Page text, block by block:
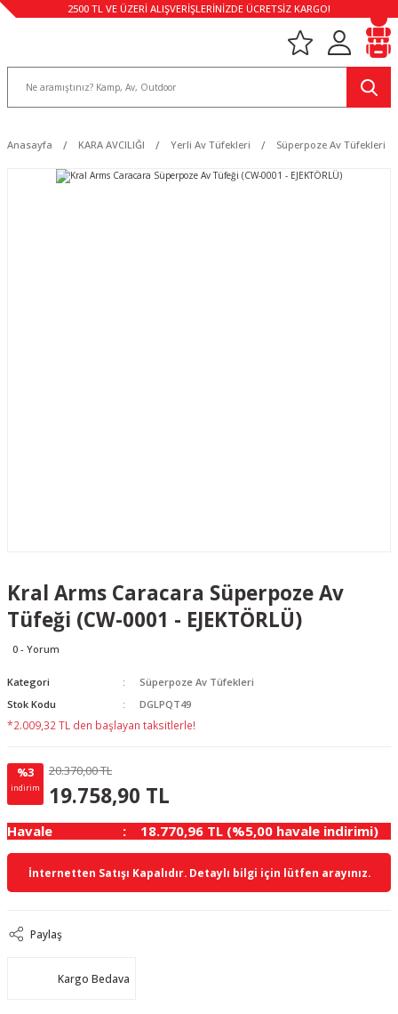
2500 TL VE ÜZERİ ALIŞVERİŞLERİNİZDE ÜCRETSİZ KARGO!
Anasayfa KARA AVCILIĞI Yerli Av Tüfekleri Süperpoze Av Tüfekleri
Kral Arms Caracara Süperpoze Av
Tüfeği (CW-0001 - EJEKTÖRLÜ)
0 - Yorum
Kategori
Süperpoze Av Tüfekleri
Stok Kodu
DGLPQT49
*2.009,32 TL den başlayan taksitlerle!
%3
indirim
20.370,00 TL
19.758,90 TL
Havale 18.770,96 TL (%5,00 havale indirimi)
İnternetten Satışı Kapalıdır. Detaylı bilgi için lütfen arayınız.
Paylaş
Kargo Bedava